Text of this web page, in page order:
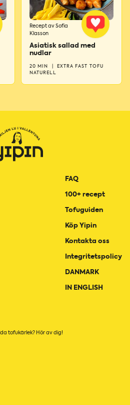
Recept av Sofia
Klasson
Asiatisk sallad med
nudlar
20 MIN
EXTRA FAST TOFU
NATURELL
tofukärlek? Hör av dig!
FAQ
100+ recept
Tofuguiden
Köp Yipin
Kontakta oss
Integritetspolicy
DANMARK
IN ENGLISH